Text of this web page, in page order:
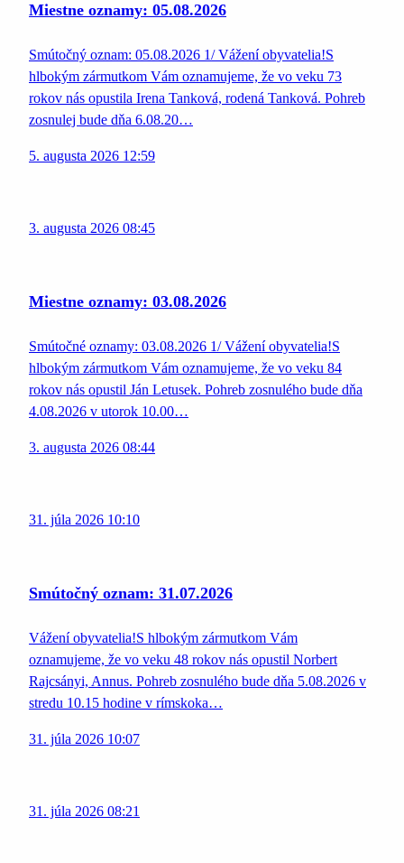
Miestne oznamy: 05.08.2026
Smútočný oznam: 05.08.2026 1/ Vážení obyvatelia!S
hlbokým zármutkom Vám oznamujeme, že vo veku 73
rokov nás opustila Irena Tanková, rodená Tanková. Pohreb
zosnulej bude dňa 6.08.20…
5. augusta 2026 12:59
3. augusta 2026 08:45
Miestne oznamy: 03.08.2026
Smútočné oznamy: 03.08.2026 1/ Vážení obyvatelia!S
hlbokým zármutkom Vám oznamujeme, že vo veku 84
rokov nás opustil Ján Letusek. Pohreb zosnulého bude dňa
4.08.2026 v utorok 10.00…
3. augusta 2026 08:44
31. júla 2026 10:10
Smútočný oznam: 31.07.2026
Vážení obyvatelia!S hlbokým zármutkom Vám
oznamujeme, že vo veku 48 rokov nás opustil Norbert
Rajcsányi, Annus. Pohreb zosnulého bude dňa 5.08.2026 v
stredu 10.15 hodine v rímskoka…
31. júla 2026 10:07
31. júla 2026 08:21